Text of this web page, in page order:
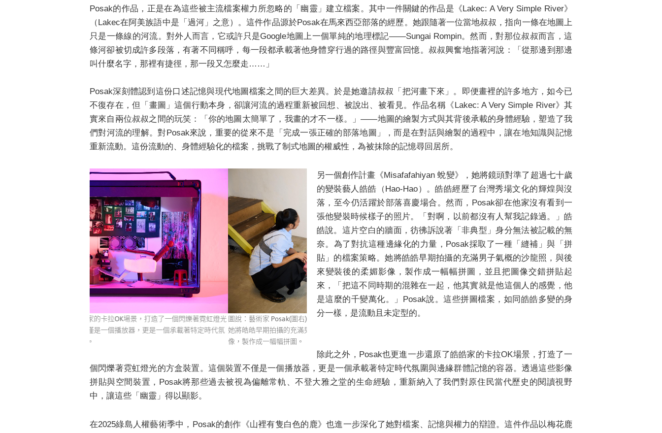
Posak的作品，正是在為這些被主流檔案權力所忽略的「幽靈」建立檔案。其中一件關鍵的作品是《Lakec: A Very Simple River》
（Lakec在阿美族語中是「過河」之意）。這件作品源於Posak在馬來西亞部落的經歷。她跟隨著一位當地叔叔，指向一條在地圖上
只是一條線的河流。對外人而言，它或許只是Google地圖上一個單純的地理標記——Sungai Rompin。然而，對那位叔叔而言，這
條河卻被切成許多段落，有著不同稱呼，每一段都承載著他身體穿行過的路徑與豐富回憶。叔叔興奮地指著河說：「從那邊到那邊
叫什麼名字，那裡有捷徑，那一段又怎麼走……」
Posak深刻體認到這份口述記憶與現代地圖檔案之間的巨大差異。於是她邀請叔叔「把河畫下來」。即便畫裡的許多地方，如今已
不復存在，但「畫圖」這個行動本身，卻讓河流的過程重新被回想、被說出、被看見。作品名稱《Lakec: A Very Simple River》其
實來自兩位叔叔之間的玩笑：「你的地圖太簡單了，我畫的才不一樣。」——地圖的繪製方式與其背後承載的身體經驗，塑造了我
們對河流的理解。對Posak來說，重要的從來不是「完成一張正確的部落地圖」，而是在對話與繪製的過程中，讓在地知識與記憶
重新流動。這份流動的、身體經驗化的檔案，挑戰了制式地圖的權威性，為被抹除的記憶尋回居所。
圖說：藝術家 Posak(圖右)採取了一種「縫補」與「拼貼」的檔案策略。
她將皓皓早期拍攝的充滿男子氣概的沙龍照，與後來變裝後的柔媚影
像，製作成一幅幅拼圖。
圖說：創作計畫《Misafafahiyan 蛻變》
另一個創作計畫《Misafafahiyan 蛻變》，她將鏡頭對準了超過七十歲
的變裝藝人皓皓（Hao-Hao）。皓皓經歷了台灣秀場文化的輝煌與沒
落，至今仍活躍於部落喜慶場合。然而，Posak卻在他家沒有看到一
張他變裝時候樣子的照片。「對啊，以前都沒有人幫我記錄過。」皓
皓說。這片空白的牆面，彷彿訴說著「非典型」身分無法被記載的無
奈。為了對抗這種邊緣化的力量，Posak採取了一種「縫補」與「拼
貼」的檔案策略。她將皓皓早期拍攝的充滿男子氣概的沙龍照，與後
來變裝後的柔媚影像，製作成一幅幅拼圖，並且把圖像交錯拼貼起
來，「把這不同時期的混雜在一起，他其實就是他這個人的感覺，他
是這麼的千變萬化。」Posak說。這些拼圖檔案，如同皓皓多變的身
分一樣，是流動且未定型的。
除此之外，Posak也更進一步還原了皓皓家的卡拉OK場景，打造了一
個閃爍著霓虹燈光的方盒裝置。這個裝置不僅是一個播放器，更是一個承載著特定時代氛圍與邊緣群體記憶的容器。透過這些影像
拼貼與空間裝置，Posak將那些過去被視為偏離常軌、不登大雅之堂的生命經驗，重新納入了我們對原住民當代歷史的閱讀視野
中，讓這些「幽靈」得以顯影。
在2025綠島人權藝術季中，Posak的創作《山裡有隻白色的鹿》也進一步深化了她對檔案、記憶與權力的辯證。這件作品以梅花鹿